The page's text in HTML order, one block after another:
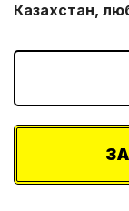
Казахстан,